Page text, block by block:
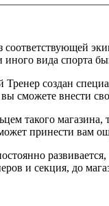
вида спорта
Тренер создан
вы сможете внести
такого
принести вам
и секция, до